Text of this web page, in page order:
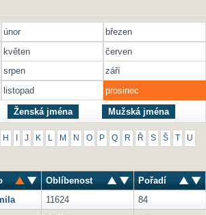
únor
březen
květen
červen
srpen
září
listopad prosinec
Ženská jména Mužská jména
H J K M N O P Q R Ř S Š U
Oblíbenost
Pořadí
11624
84